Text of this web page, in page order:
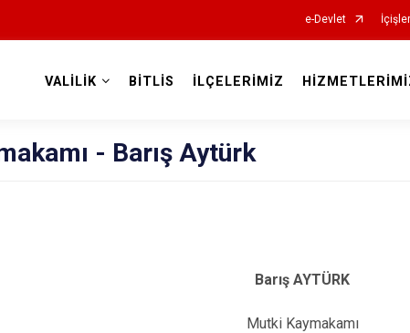
e-Devlet
VALİLİK BİTLİS İLÇELERİMİZ
- Barış Aytürk
Barış AYTÜRK
Mutki Kaymakamı